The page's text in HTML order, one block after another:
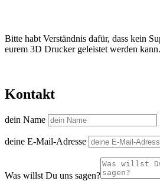
Bitte habt Verständnis dafür, dass kein
eurem 3D Drucker geleistet werden kann.
Kontakt
dein Name
deine E-Mail-Adresse
Was willst Du uns sagen?